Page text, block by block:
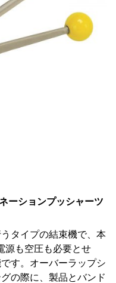
ーションプッシャーツ
タイプの結束機で、本
源も空圧も必要とせ
す。オーバーラップシ
の際に、製品とバンド